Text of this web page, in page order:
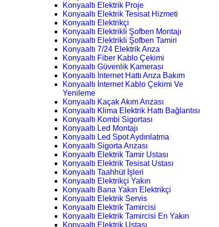
Konyaaltı Elektrik Proje
Konyaaltı Elektrik Tesisat Hizmeti
Konyaaltı Elektrikçi
Konyaaltı Elektrikli Şofben Montajı
Konyaaltı Elektrikli Şofben Tamiri
Konyaaltı 7/24 Elektrik Arıza
Konyaaltı Fiber Kablo Çekimi
Konyaaltı Güvenlik Kamerası
Konyaaltı İnternet Hattı Arıza Bakım
Konyaaltı İnternet Kablo Çekimi Ve
Yenileme
Konyaaltı Kaçak Akım Arızası
Konyaaltı Klima Elektrik Hattı Bağlantısı
Konyaaltı Kombi Sigortası
Konyaaltı Led Montajı
Konyaaltı Led Spot Aydınlatma
Konyaaltı Sigorta Arızası
Konyaaltı Elektrik Tamir Ustası
Konyaaltı Elektrik Tesisat Ustası
Konyaaltı Taahhüt İşleri
Konyaaltı Elektrikçi Yakın
Konyaaltı Bana Yakın Elektrikçi
Konyaaltı Elektrik Servis
Konyaaltı Elektrik Tamircisi
Konyaaltı Elektrik Tamircisi En Yakın
Konyaaltı Elektrik Ustası